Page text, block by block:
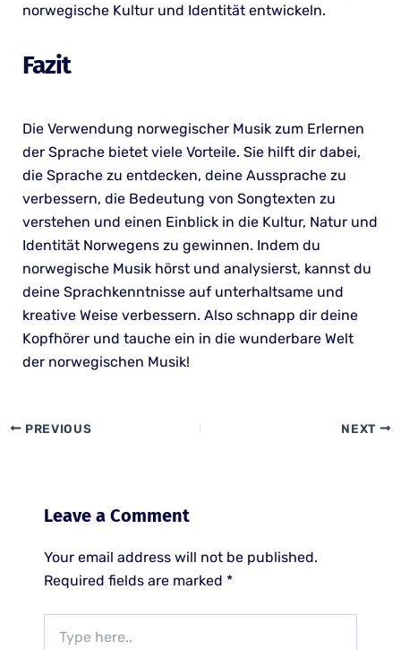
norwegische Kultur und Identität entwickeln.
Fazit
Die Verwendung norwegischer Musik zum Erlernen
der Sprache bietet viele Vorteile. Sie hilft dir dabei,
die Sprache zu entdecken, deine Aussprache zu
verbessern, die Bedeutung von Songtexten zu
verstehen und einen Einblick in die Kultur, Natur und
Identität Norwegens zu gewinnen. Indem du
norwegische Musik hörst und analysierst, kannst du
deine Sprachkenntnisse auf unterhaltsame und
kreative Weise verbessern. Also schnapp dir deine
Kopfhörer und tauche ein in die wunderbare Welt
der norwegischen Musik!
PREVIOUS NEXT
Leave a Comment
Your email address will not be published.
Required fields are marked *